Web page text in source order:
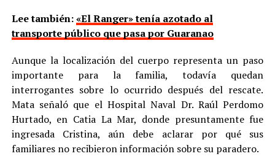
Lee también:«El Ranger» tenía azotado al
transporte público que pasa por Guaranao
Aunque la localización del cuerpo representa un paso
importante para la familia, todavía quedan
interrogantes sobre lo ocurrido después del rescate.
Mata señaló que el Hospital Naval Dr. Raúl Perdomo
Hurtado, en Catia La Mar, donde presuntamente fue
ingresada Cristina, aún debe aclarar por qué sus
familiares no recibieron información sobre su paradero.